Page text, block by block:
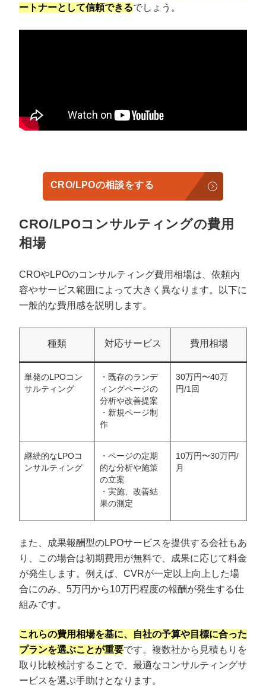
ートナーとして信頼できるでしょう。
CRO/LPOの相談をする
CRO/LPOコンサルティングの費用
相場
CROやLPOのコンサルティング費用相場は、依頼内
容やサービス範囲によって大きく異なります。以下に
一般的な費用感を説明します。
種類 対応サービス 費用相場
単発のLPOコン
サルティング
・既存のランデ
ィングページの
分析や改善提案
・新規ページ制
作
30万円〜40万
円/1回
継続的なLPOコ
ンサルティング
・ページの定期
的な分析や施策
の立案
・実施、改善結
果の測定
10万円〜30万円/
月
また、成果報酬型のLPOサービスを提供する会社もあ
り、この場合は初期費用が無料で、成果に応じて料金
が発生します。例えば、CVRが一定以上向上した場
合にのみ、5万円から10万円程度の報酬が発生する仕
組みです。
これらの費用相場を基に、自社の予算や目標に合った
プランを選ぶことが重要です。複数社から見積もりを
取り比較検討することで、最適なコンサルティングサ
ービスを選ぶ手助けとなります。